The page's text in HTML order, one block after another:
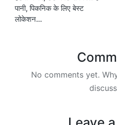
पानी, पिकनिक के लिए बेस्ट
लोकेशन…
No comments yet.